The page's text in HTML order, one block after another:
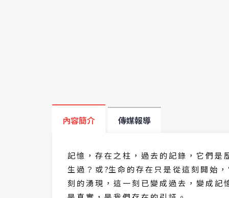
內容簡介 傳媒報導
記 憶 ， 存 在 之 柱 ， 過 去 的 記 錄 ， 它 們 是
生 過 ？ 或 ?生 命 的 存 在 只 是 從 這 刻 開 始
刻 的 湧 現 ， 這 一 刻 已 變 成 過 去 ， 變 成 記